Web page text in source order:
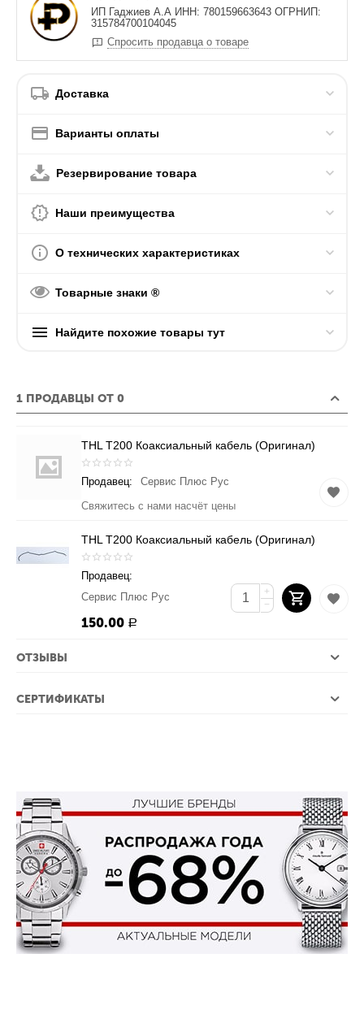
ИП Гаджиев А.А ИНН: 780159663643 ОГРНИП:
315784700104045
Спросить продавца о товаре
Доставка
Варианты оплаты
Резервирование товара
Наши преимущества
О технических характеристиках
Товарные знаки ®
Найдите похожие товары тут
1 ПРОДАВЦЫ ОТ 0
THL T200 Коаксиальный кабель (Оригинал)
Продавец:
Сервис Плюс Рус
Свяжитесь с нами насчёт цены
THL T200 Коаксиальный кабель (Оригинал)
Продавец:
Сервис Плюс Рус
150.00 Р
+
−
ОТЗЫВЫ
СЕРТИФИКАТЫ